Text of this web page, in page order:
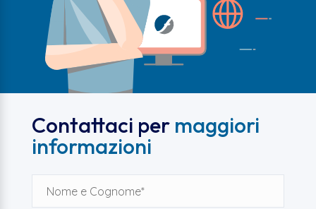
Contattaci per maggiori
informazioni